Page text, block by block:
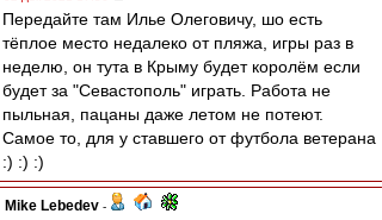
Передайте там Илье Олеговичу, шо есть
тёплое место недалеко от пляжа, игры раз в
неделю, он тута в Крыму будет королём если
будет за "Севастополь" играть. Работа не
пыльная, пацаны даже летом не потеют.
Самое то, для у ставшего от футбола ветерана
:) :) :)
Mike Lebedev -